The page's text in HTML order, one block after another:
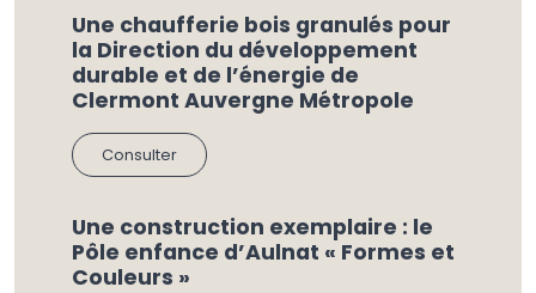
Une chaufferie bois granulés pour
la Direction du développement
durable et de l’énergie de
Clermont Auvergne Métropole
Consulter
Une construction exemplaire : le
Pôle enfance d’Aulnat « Formes et
Couleurs »